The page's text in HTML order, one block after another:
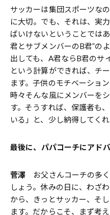
サッカーは集団スポーツな
に大切。でも、それは、実
ばいけないということでは
君とサブメンバーのB君”の
出しても、A君ならB君のサ
という計算ができれば、チ
ます。子供のモチベーショ
時々そんな風にメンバーを
す。そうすれば、保護者も
いる」と、少し納得してく
――最後に、パパコーチにアド
菅澤 お父さんコーチの多
しょう。休みの日に、わざ
から、きっとサッカー、そ
ます。だからこそ、まず考